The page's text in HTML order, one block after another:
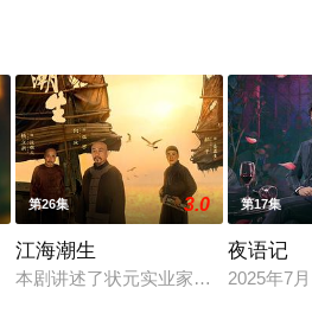
入豪门，成为京城高官家族的入赘
第26集 3.0
江海潮生
本剧讲述了状元实业家张謇创办大生
第17集
夜语记
2025年7